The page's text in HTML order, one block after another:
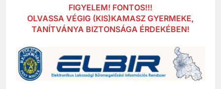
FIGYELEM! FONTOS!!!
OLVASSA VÉGIG (KIS)KAMASZ GYERMEKE,
TANÍTVÁNYA BIZTONSÁGA ÉRDEKÉBEN!